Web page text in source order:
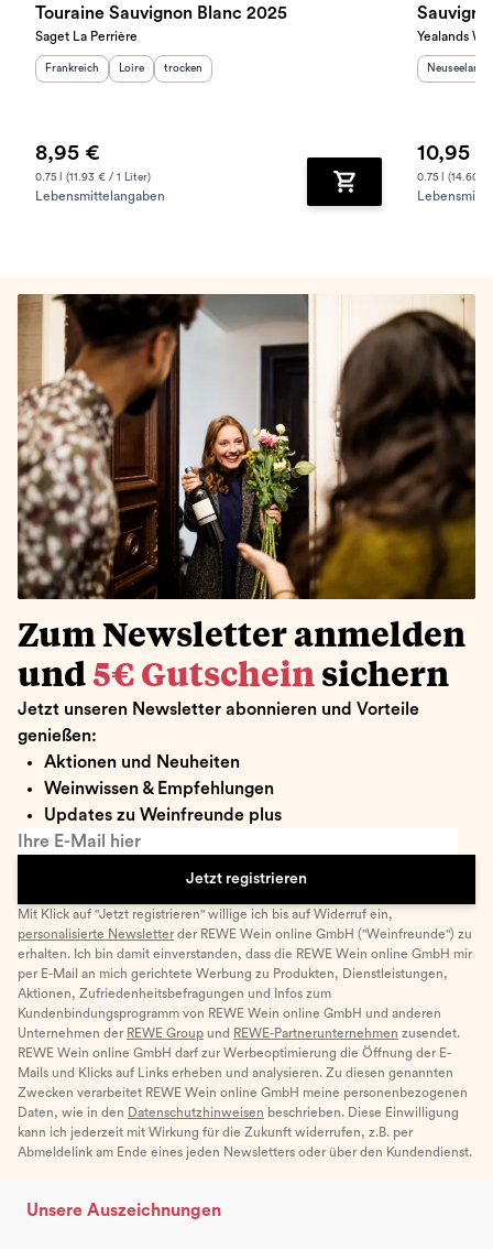
Touraine Sauvignon Blanc 2025
Saget La Perrière
Herkunftsland
Frankreich Herkunftsregion:
Loire Geschmack
trocken
8,95 €
0.75 l (11.93 € / 1 Liter)
Lebensmittelangaben Zum Warenkorb
Yealands
Neuseeland
10,95 €
0.75 l (14.60 €
Zum Newsletter anmelden
und 5€ Gutschein sichern
Jetzt unseren Newsletter abonnieren und Vorteile
genießen:
Aktionen und Neuheiten
Weinwissen & Empfehlungen
Updates zu Weinfreunde plus
Ihre E-Mail hier
Jetzt registrieren
Mit Klick auf "Jetzt registrieren" willige ich bis auf Widerruf ein,
personalisierte Newsletter der REWE Wein online GmbH ("Weinfreunde") zu
erhalten. Ich bin damit einverstanden, dass die REWE Wein online GmbH mir
per E-Mail an mich gerichtete Werbung zu Produkten, Dienstleistungen,
Aktionen, Zufriedenheitsbefragungen und Infos zum
Kundenbindungsprogramm von REWE Wein online GmbH und anderen
Unternehmen der REWE Group und REWE-Partnerunternehmen zusendet.
REWE Wein online GmbH darf zur Werbeoptimierung die Öffnung der E-
Mails und Klicks auf Links erheben und analysieren. Zu diesen genannten
Zwecken verarbeitet REWE Wein online GmbH meine personenbezogenen
Daten, wie in den Datenschutzhinweisen beschrieben. Diese Einwilligung
kann ich jederzeit mit Wirkung für die Zukunft widerrufen, z.B. per
Abmeldelink am Ende eines jeden Newsletters oder über den Kundendienst.
Unsere Auszeichnungen